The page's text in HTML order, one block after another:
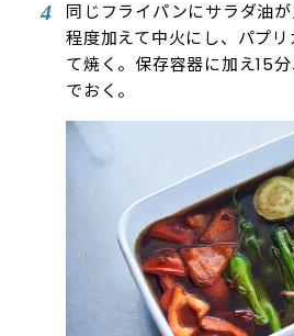
同じフライパンにサラダ油
程度加えて中火にし、パプ
て焼く。保存容器に加え15
でおく。